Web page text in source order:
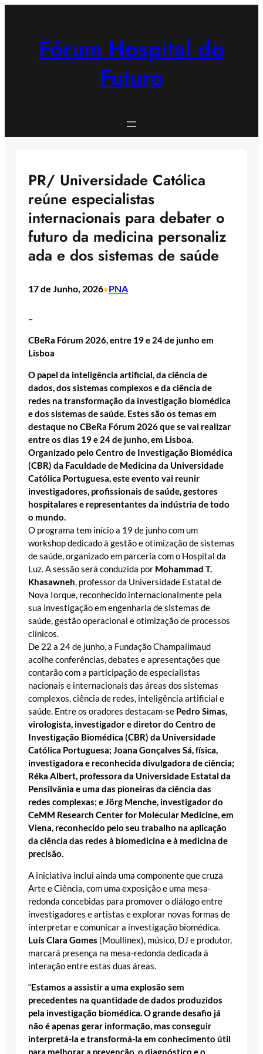
Fórum Hospital do
Futuro
PR/ Universidade Católica
reúne especialistas
internacionais para debater o
futuro da medicina personaliz
ada e dos sistemas de saúde
17 de Junho, 2026•PNA
–
CBeRa Fórum 2026, entre 19 e 24 de junho em
Lisboa
O papel da inteligência artificial, da ciência de
dados, dos sistemas complexos e da ciência de
redes na transformação da investigação biomédica
e dos sistemas de saúde. Estes são os temas em
destaque no CBeRa Fórum 2026 que se vai realizar
entre os dias 19 e 24 de junho, em Lisboa.
Organizado pelo Centro de Investigação Biomédica
(CBR) da Faculdade de Medicina da Universidade
Católica Portuguesa, este evento vai reunir
investigadores, profissionais de saúde, gestores
hospitalares e representantes da indústria de todo
o mundo.
O programa tem início a 19 de junho com um
workshop dedicado à gestão e otimização de sistemas
de saúde, organizado em parceria com o Hospital da
Luz. A sessão será conduzida por Mohammad T.
Khasawneh, professor da Universidade Estatal de
Nova Iorque, reconhecido internacionalmente pela
sua investigação em engenharia de sistemas de
saúde, gestão operacional e otimização de processos
clínicos.
De 22 a 24 de junho, a Fundação Champalimaud
acolhe conferências, debates e apresentações que
contarão com a participação de especialistas
nacionais e internacionais das áreas dos sistemas
complexos, ciência de redes, inteligência artificial e
saúde. Entre os oradores destacam-se Pedro Simas,
virologista, investigador e diretor do Centro de
Investigação Biomédica (CBR) da Universidade
Católica Portuguesa; Joana Gonçalves Sá, física,
investigadora e reconhecida divulgadora de ciência;
Réka Albert, professora da Universidade Estatal da
Pensilvânia e uma das pioneiras da ciência das
redes complexas; e Jörg Menche, investigador do
CeMM Research Center for Molecular Medicine, em
Viena, reconhecido pelo seu trabalho na aplicação
da ciência das redes à biomedicina e à medicina de
precisão.
A iniciativa inclui ainda uma componente que cruza
Arte e Ciência, com uma exposição e uma mesa-
redonda concebidas para promover o diálogo entre
investigadores e artistas e explorar novas formas de
interpretar e comunicar a investigação biomédica.
Luís Clara Gomes (Moullinex), músico, DJ e produtor,
marcará presença na mesa-redonda dedicada à
interação entre estas duas áreas.
“Estamos a assistir a uma explosão sem
precedentes na quantidade de dados produzidos
pela investigação biomédica. O grande desafio já
não é apenas gerar informação, mas conseguir
interpretá-la e transformá-la em conhecimento útil